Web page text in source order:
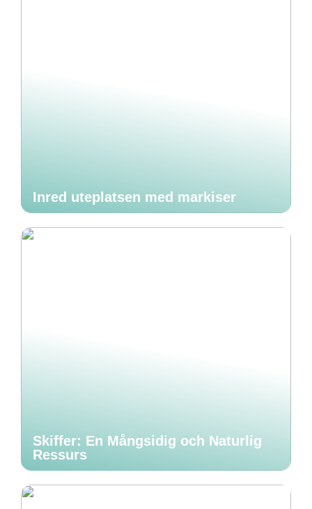
Inred uteplatsen med markiser
Skiffer: En Mångsidig och Naturlig
Ressurs